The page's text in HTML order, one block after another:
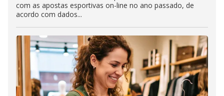
com as apostas esportivas on-line no ano passado, de
acordo com dados...